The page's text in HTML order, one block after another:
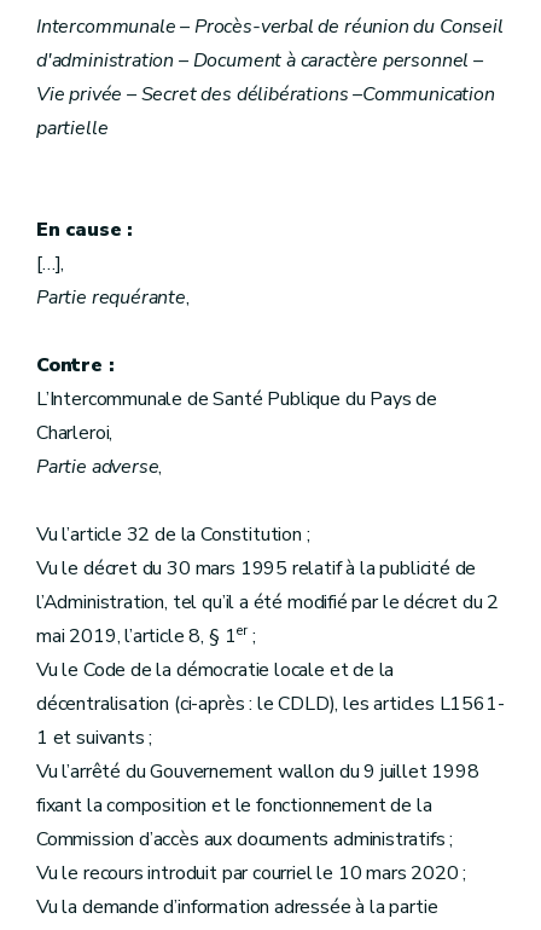
Intercommunale – Procès-verbal de réunion du Conseil
d'administration – Document à caractère personnel –
Vie privée – Secret des délibérations –Communication
partielle
En cause :
[…],
Partie requérante,
Contre :
L’Intercommunale de Santé Publique du Pays de
Charleroi,
Partie adverse,
Vu l’article 32 de la Constitution ;
Vu le décret du 30 mars 1995 relatif à la publicité de
l’Administration, tel qu’il a été modifié par le décret du 2
mai 2019, l’article 8, § 1er;
Vu le Code de la démocratie locale et de la
décentralisation (ci-après : le CDLD), les articles L1561-
1 et suivants ;
Vu l’arrêté du Gouvernement wallon du 9 juillet 1998
fixant la composition et le fonctionnement de la
Commission d’accès aux documents administratifs ;
Vu le recours introduit par courriel le 10 mars 2020 ;
Vu la demande d’information adressée à la partie